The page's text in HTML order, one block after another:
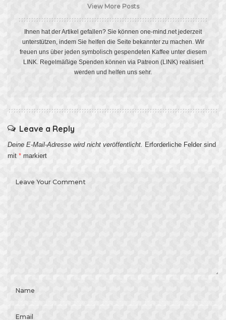
View More Posts
Ihnen hat der Artikel gefallen? Sie können one-mind.net jederzeit
unterstützen, indem Sie helfen die Seite bekannter zu machen. Wir
freuen uns über jeden symbolisch gespendeten Kaffee unter diesem
LINK. Regelmäßige Spenden können via Patreon (LINK)realisiert
werden und helfen uns sehr.
Leave a Reply
Deine E-Mail-Adresse wird nicht veröffentlicht. Erforderliche Felder sind
mit * markiert